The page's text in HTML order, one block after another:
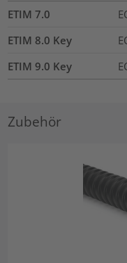
ETIM 7.0
ETIM 8.0 Key
ETIM 9.0 Key
Zubehör